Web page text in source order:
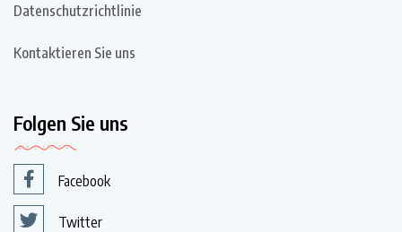
Datenschutzrichtlinie
Kontaktieren Sie uns
Folgen Sie uns
Facebook
Twitter